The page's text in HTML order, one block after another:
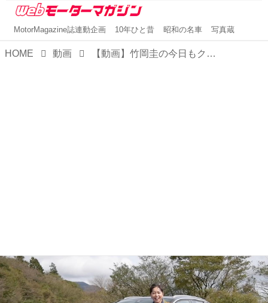
MotorMagazine誌連動企画 10年ひと昔 昭和の名車 写真蔵
HOME 動画 【動画】竹岡圭の今日もクルマと「プジョー3008GTプラグインハイブリッド4」（2021年12月放映）